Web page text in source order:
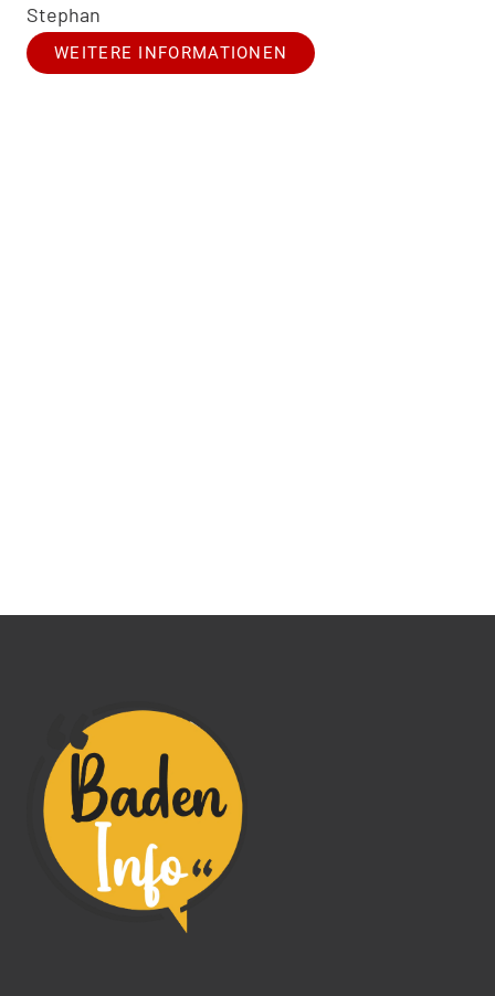
Stephan
WEITERE INFORMATIONEN